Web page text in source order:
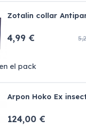
Zotalin collar
4,99 €
el pack
Arpon Hoko Ex
124,00 €